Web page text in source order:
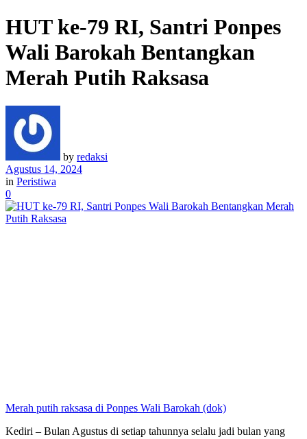
HUT ke-79 RI, Santri Ponpes
Wali Barokah Bentangkan
Merah Putih Raksasa
by redaksi
Agustus 14, 2024
in Peristiwa
0
Merah putih raksasa di Ponpes Wali Barokah (dok)
Kediri – Bulan Agustus di setiap tahunnya selalu jadi bulan yang